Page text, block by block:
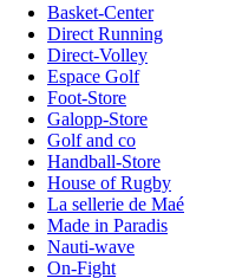
Basket-Center
Direct Running
Direct-Volley
Espace Golf
Foot-Store
Galopp-Store
Golf and co
Handball-Store
House of Rugby
La sellerie de Maé
Made in Paradis
Nauti-wave
On-Fight